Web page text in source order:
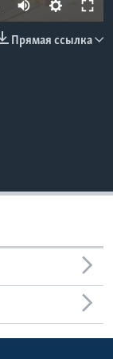
Прямая ссылка